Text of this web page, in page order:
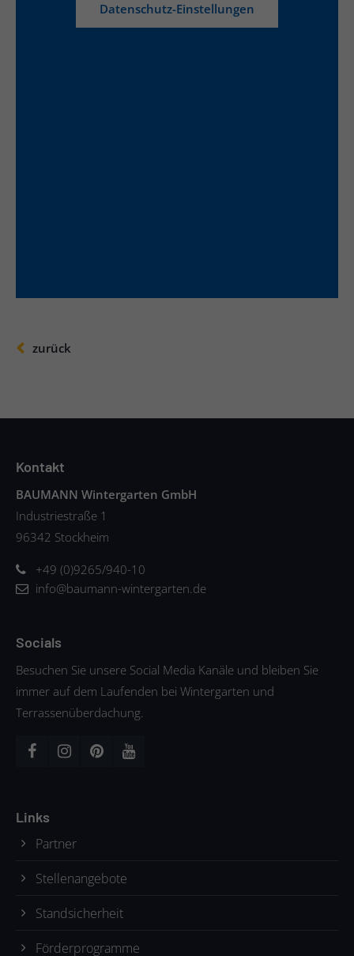
Datenschutz-Einstellungen
zurück
Kontakt
BAUMANN Wintergarten GmbH
Industriestraße 1
96342 Stockheim
+49 (0)9265/940-10
info@baumann-wintergarten.de
Socials
Besuchen Sie unsere Social Media Kanäle und bleiben Sie
immer auf dem Laufenden bei Wintergarten und
Terrassenüberdachung.
Links
Partner
Stellenangebote
Standsicherheit
Förderprogramme